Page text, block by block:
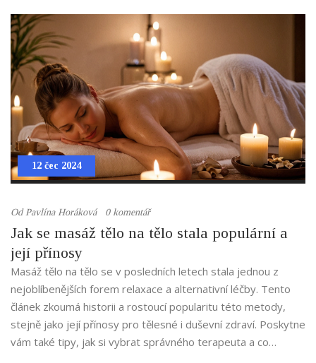
12 čec 2024
OdPavlína Horáková 0 komentář
Jak se masáž tělo na tělo stala populární a
její přínosy
Masáž tělo na tělo se v posledních letech stala jednou z
nejoblíbenějších forem relaxace a alternativní léčby. Tento
článek zkoumá historii a rostoucí popularitu této metody,
stejně jako její přínosy pro tělesné i duševní zdraví. Poskytne
vám také tipy, jak si vybrat správného terapeuta a co